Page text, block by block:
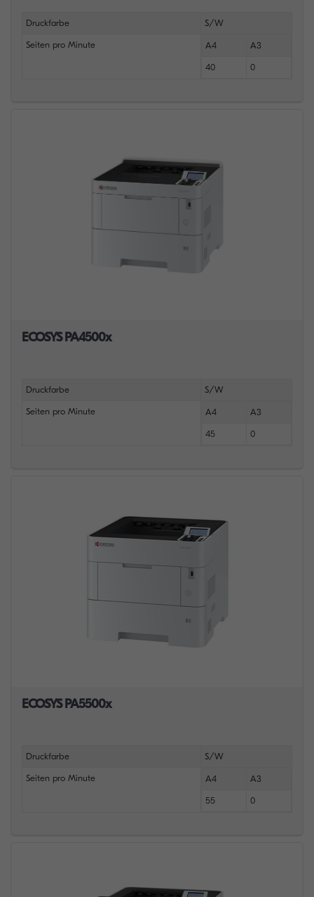
Druckfarbe S/W
Seiten pro Minute A4 A3
40 0
ECOSYS PA4500x
Druckfarbe S/W
Seiten pro Minute A4 A3
45 0
ECOSYS PA5500x
Druckfarbe S/W
Seiten pro Minute A4 A3
55 0